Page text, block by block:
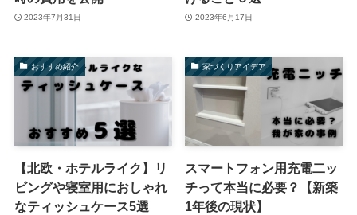
2023年7月31日 2023年6月17日
おすすめ紹介
【北欧・ホテルライク】リ
ビングや寝室用におしゃれ
なティッシュケース5選
家づくりアイデア
スマートフォン用充電二ッ
チって本当に必要？【新築
1年後の現状】